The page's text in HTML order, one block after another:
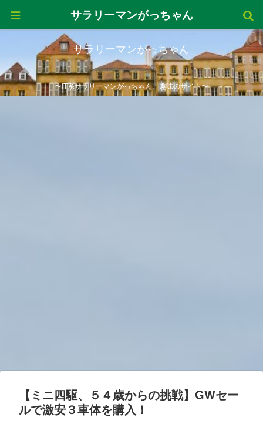
サラリーマンがっちゃん
〜IT系サラリーマンがっちゃん、趣味のサイト〜
【ミニ四駆、５４歳からの挑戦】GWセー
ルで激安３車体を購入！
サラリーマンがっちゃん